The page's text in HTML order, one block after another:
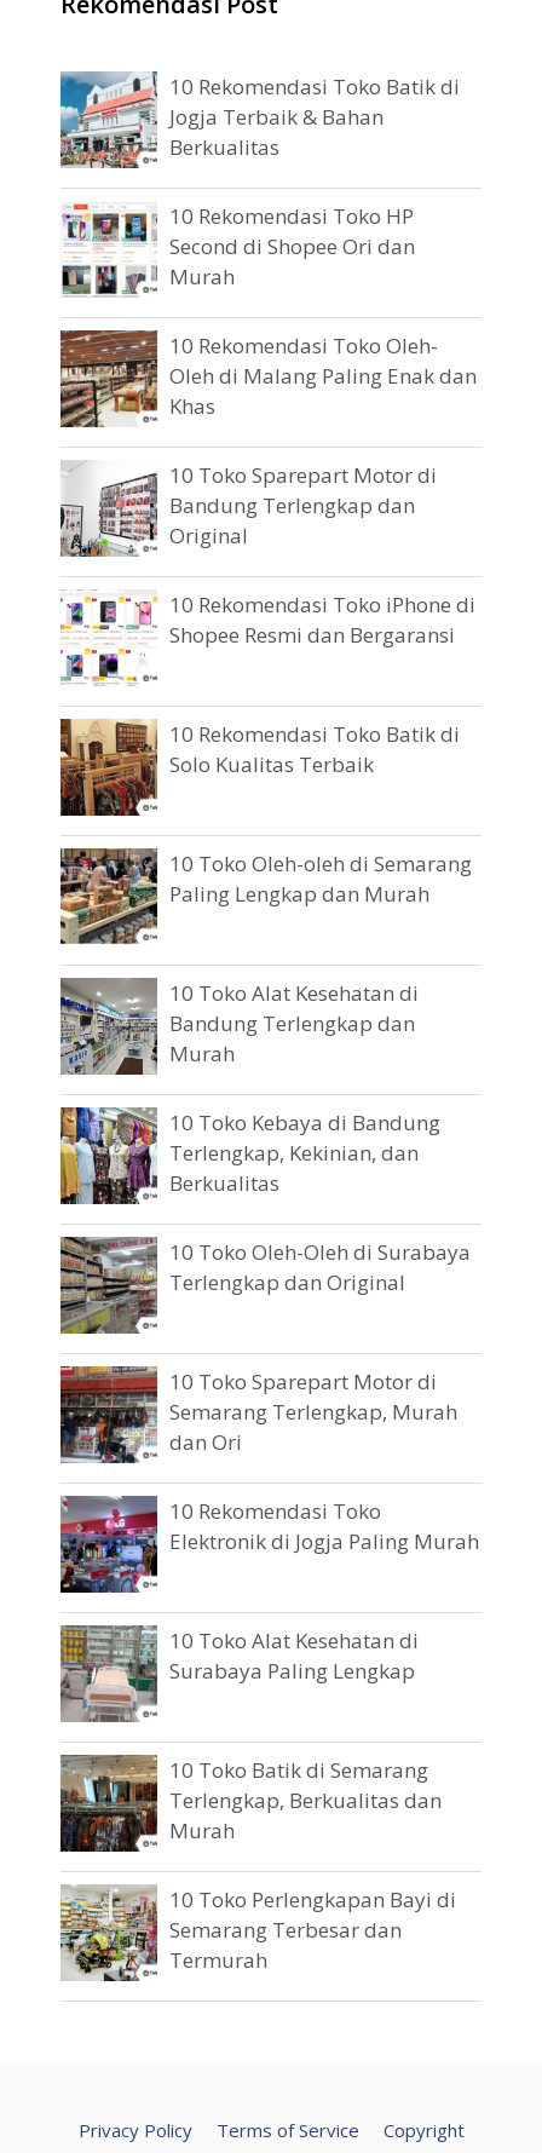
10 Rekomendasi Toko Batik di
Jogja Terbaik & Bahan
Berkualitas
10 Rekomendasi Toko HP
Second di Shopee Ori dan
Murah
10 Rekomendasi Toko Oleh-
Oleh di Malang Paling Enak dan
Khas
10 Toko Sparepart Motor di
Bandung Terlengkap dan
Original
10 Rekomendasi Toko iPhone di
Shopee Resmi dan Bergaransi
10 Rekomendasi Toko Batik di
Solo Kualitas Terbaik
10 Toko Oleh-oleh di Semarang
Paling Lengkap dan Murah
10 Toko Alat Kesehatan di
Bandung Terlengkap dan
Murah
10 Toko Kebaya di Bandung
Terlengkap, Kekinian, dan
Berkualitas
10 Toko Oleh-Oleh di Surabaya
Terlengkap dan Original
10 Toko Sparepart Motor di
Semarang Terlengkap, Murah
dan Ori
10 Rekomendasi Toko
Elektronik di Jogja Paling Murah
10 Toko Alat Kesehatan di
Surabaya Paling Lengkap
10 Toko Batik di Semarang
Terlengkap, Berkualitas dan
Murah
10 Toko Perlengkapan Bayi di
Semarang Terbesar dan
Termurah
Privacy Policy Terms of Service Copyright